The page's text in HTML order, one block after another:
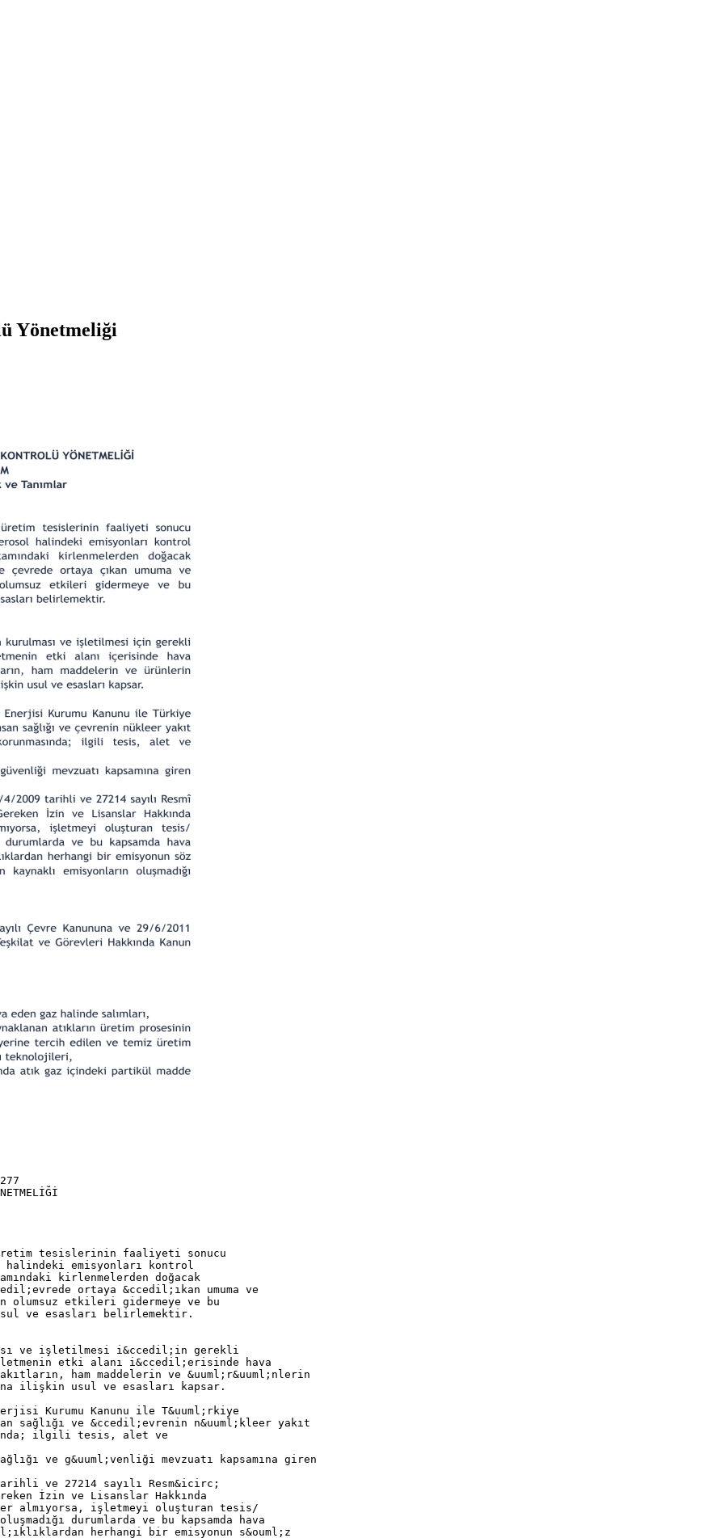
Yönetmeliği
aşıldığı yerleri, ee) Kritik Meteorolojik Şartlar: Atmosferde alt sınırı yerden yedi y&uuml;z metre veya daha az y&uuml;ksekte olan enversiyon tabakasında hava sıcaklığının en az 2&deg;C/100 m arttığıve yerden 10 m. y&uuml;kseklikte &ouml;l&ccedil;&uuml;len r&uuml;zgar hızının on iki saatlik ortalamada 1,5 m/s den az olduğu kritik meteorolojik durumu, ff) K&uuml;k&uuml;rt Giderme Oranı (Yakma tesisleri i&ccedil;in) : Yakma tesisin